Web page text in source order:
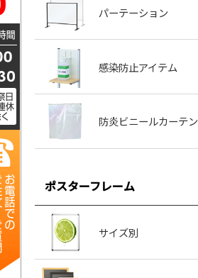
パーテーション
感染防止アイテム
防炎ビニールカーテン
ポスターフレーム
サイズ別